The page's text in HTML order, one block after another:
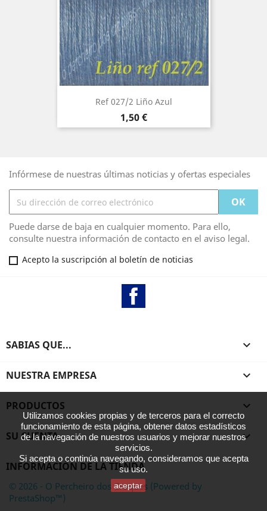
Ref 027/2 Liño Azul
Precio
1,50 €
Infórmese de nuestras últimas noticias y ofertas especiales
Puede darse de baja en cualquier momento. Para ello,
consulte nuestra información de contacto en el aviso legal.
Acepto la suscripción al boletín de noticias
SABIAS QUE... 
NUESTRA EMPRESA 
PRODUCTOS 
SU CUENTA 
INFORMACIÓN DE LA TIENDA
Utilizamos cookies propias y de terceros para el correcto
funcionamiento de esta página, obtener datos estadísticos
de la navegación de nuestros usuarios y mejorar nuestros
servicios.
Si acepta o continúa navegando, consideramos que acepta
su uso.
aceptar
© 2026 - O Percheiro dos Croques (Powered by
PrestaShop™)